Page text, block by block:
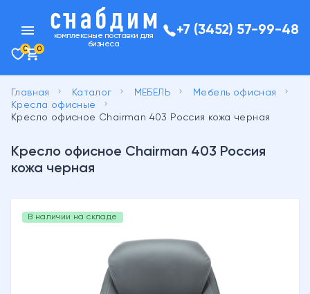
menu
комплексные поставки для
бизнеса
+7 (3452) 57-99-48
0 0
Главная keyboard_arrow_right Каталог keyboard_arrow_right МЕБЕЛЬ keyboard_arrow_right Мебель офисная keyboard_arrow_right
Кресла офисные keyboard_arrow_right
Кресло офисное Chairman 403 Россия кожа черная
Кресло офисное Chairman 403 Россия
кожа черная
В наличии на складе